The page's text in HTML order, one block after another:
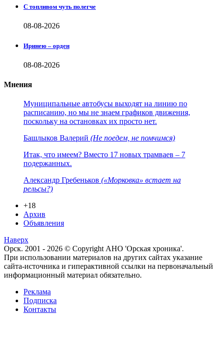
С топливом чуть полегче
08-08-2026
Иринею – орден
08-08-2026
Мнения
Муниципальные автобусы выходят на линию по
расписанию, но мы не знаем графиков движения,
поскольку на остановках их просто нет.
Башлыков Валерий (Не поедем, не помчимся)
Итак, что имеем? Вместо 17 новых трамваев – 7
подержанных.
Александр Гребеньков («Морковка» встает на
рельсы?)
+18
Архив
Объявления
Наверх
Орск. 2001 - 2026 © Copyright АНО 'Орская хроника'.
При использовании материалов на других сайтах указание
сайта-источника и гиперактивной ссылки на первоначальный
информационный материал обязательно.
Реклама
Подписка
Контакты